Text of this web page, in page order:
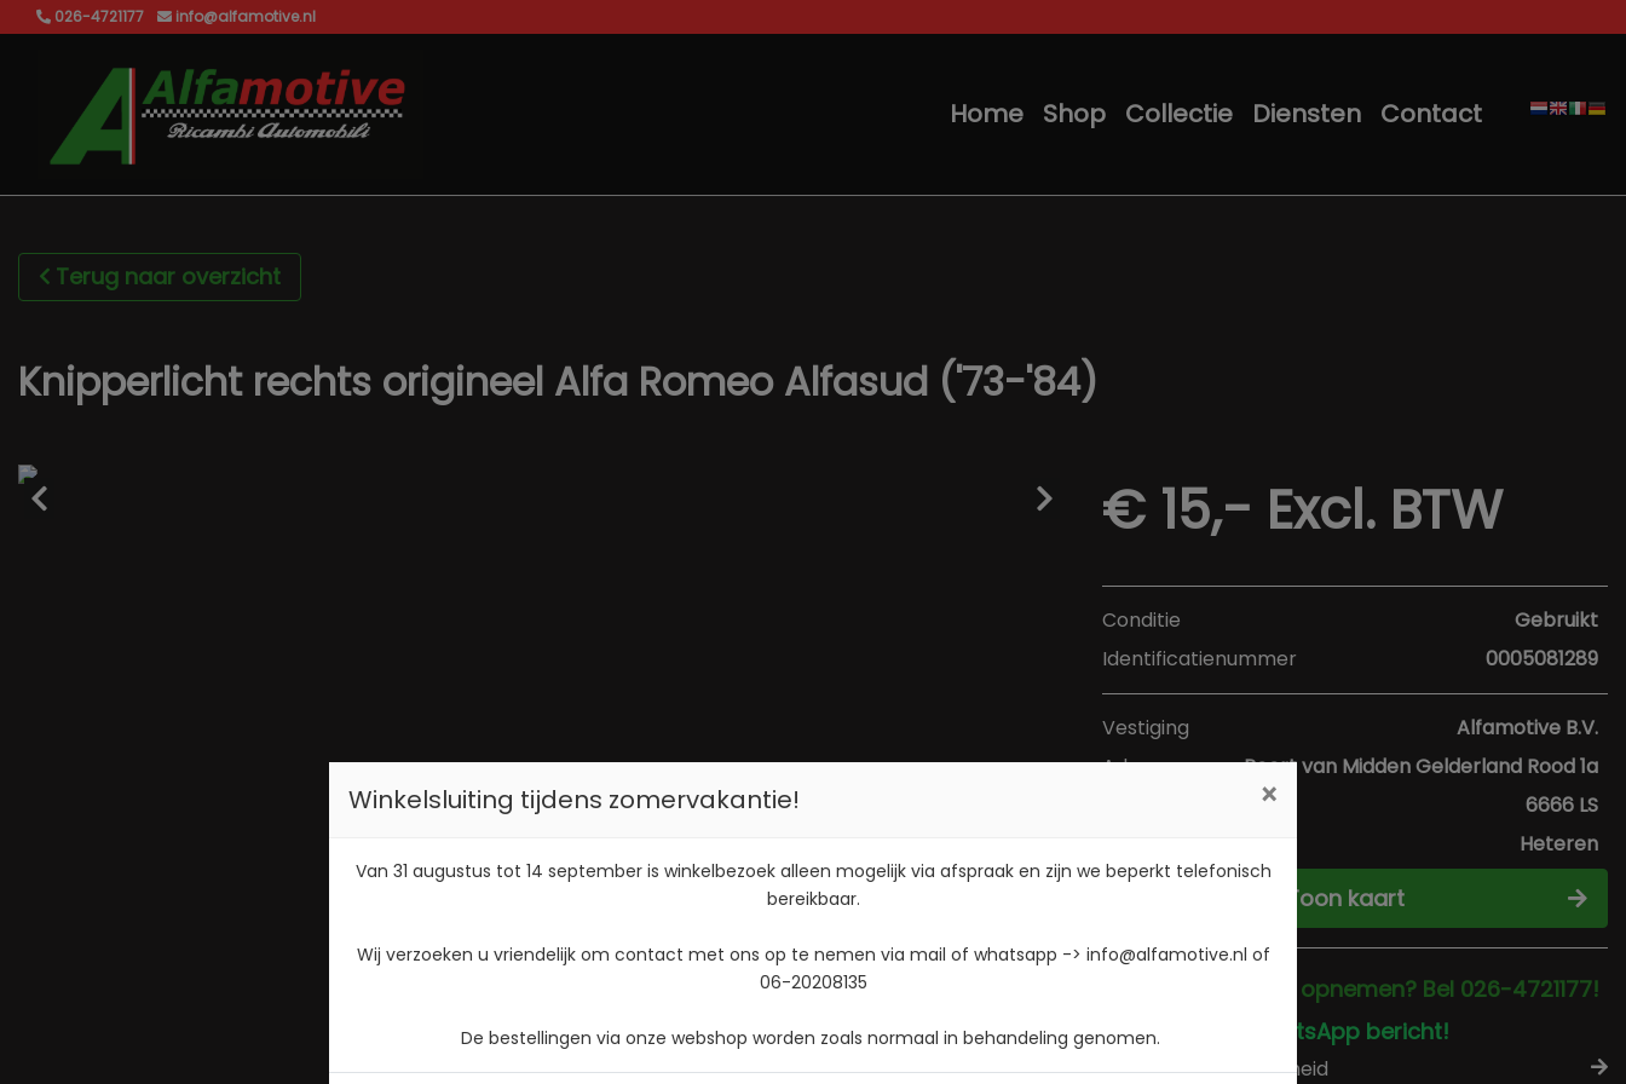
026-4721177 info@alfamotive.nl
Home Shop Collectie Diensten Contact
Terug naar overzicht
Knipperlicht rechts origineel Alfa Romeo Alfasud ('73-'84)
€ 15,- Excl. BTW
Conditie
Gebruikt
Identificatienummer
0005081289
Vestiging
Alfamotive B.V.
Adres
Poort van Midden Gelderland Rood 1a
6666 LS
Heteren
Toon kaart
Direct contact opnemen? Bel 026-4721177!
Stuur een WhatsApp bericht!
Check beschikbaarheid
Winkelsluiting tijdens zomervakantie! ×
Van 31 augustus tot 14 september is winkelbezoek alleen mogelijk via afspraak en zijn we beperkt telefonisch
bereikbaar.
Wij verzoeken u vriendelijk om contact met ons op te nemen via mail of whatsapp -> info@alfamotive.nl of
06-20208135
De bestellingen via onze webshop worden zoals normaal in behandeling genomen.